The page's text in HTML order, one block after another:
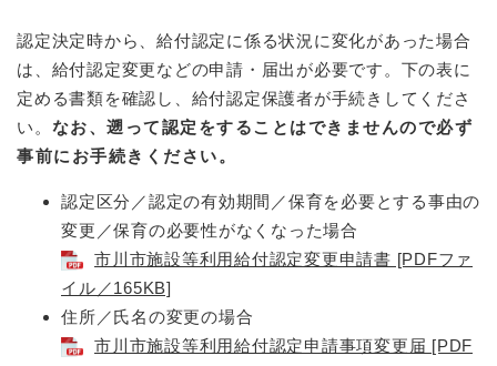
認定決定時から、給付認定に係る状況に変化があった場合
は、給付認定変更などの申請・届出が必要です。下の表に
定める書類を確認し、給付認定保護者が手続きしてくださ
い。 なお、遡って認定をすることはできませんので必ず
事前にお手続きください。
認定区分／認定の有効期間／保育を必要とする事由の
変更／保育の必要性がなくなった場合
市川市施設等利用給付認定変更申請書 [PDFファ
イル／165KB]
住所／氏名の変更の場合
市川市施設等利用給付認定申請事項変更届 [PDF